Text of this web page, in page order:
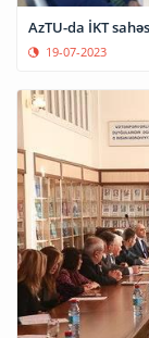
AzTU-da İKT
19-07-2023